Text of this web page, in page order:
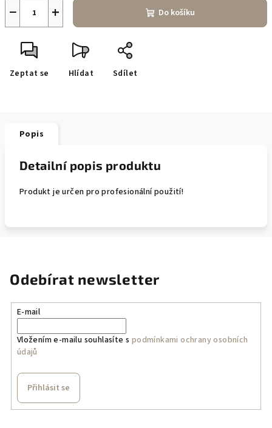
+
− Do košíku
Zeptat se Hlídat Sdílet
Popis
Detailní popis produktu
Produkt je určen pro profesionální použití!
Odebírat newsletter
E-mail
Vložením e-mailu souhlasíte s podmínkami ochrany osobních
údajů
Přihlásit se